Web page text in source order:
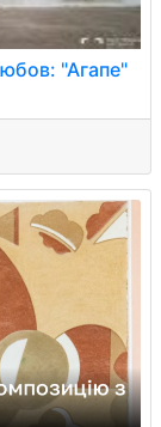
"Агапе"